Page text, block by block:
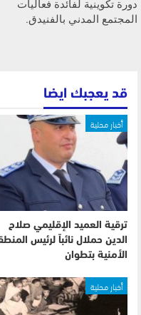
دورة تكوينية لفائدة فعاليات
المجتمع المدني بالفنيدق.
قد يعجبك ايضا
أخبار محلية
ترقية العميد الإقليمي صلاح
الدين حملال نائباً لرئيس
الأمنية بتطوان
أخبار محلية